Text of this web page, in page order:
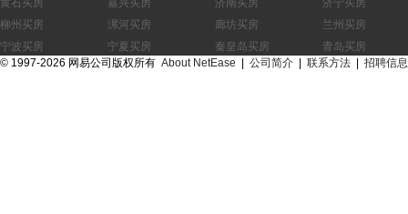
黄石
嘉兴 济南
济宁
柳州
漯河 廊坊
兰州
宁波
宁夏 秦皇岛
青岛
上饶
宿迁 汕头
汕尾
© 1997-2026 网易公司版权所有 About NetEase 公司简介 联系方法 招聘信息